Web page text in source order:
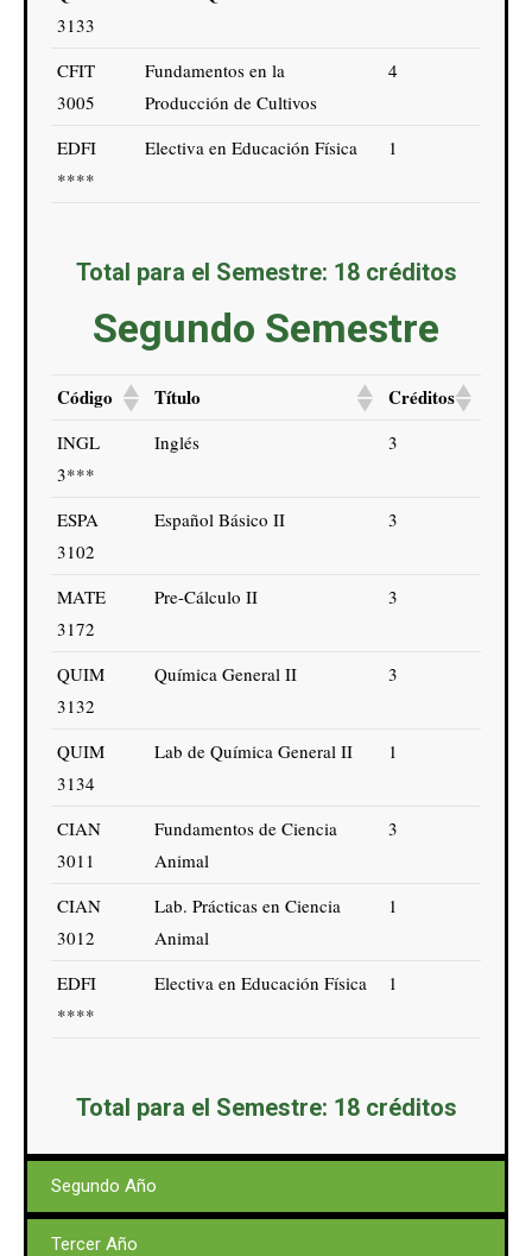
3133
CFIT
3005
Fundamentos en la
Producción de Cultivos
4
EDFI
****
Electiva en Educación Física 1
Total para el Semestre: 18 créditos
Segundo Semestre
Código Título Créditos
INGL
3***
Inglés 3
ESPA
3102
Español Básico II 3
MATE
3172
Pre-Cálculo II 3
QUIM
3132
Química General II 3
QUIM
3134
Lab de Química General II 1
CIAN
3011
Fundamentos de Ciencia
Animal
3
CIAN
3012
Lab. Prácticas en Ciencia
Animal
1
EDFI
****
Electiva en Educación Física 1
Total para el Semestre: 18 créditos
Segundo Año
Tercer Año